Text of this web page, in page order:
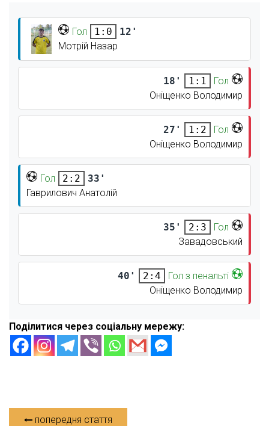
Гол 1:0
12'
Мотрій Назар
18' 1:1
Гол
Оніщенко Володимир
27' 1:2
Гол
Оніщенко Володимир
Гол 2:2
33'
Гаврилович Анатолій
35' 2:3
Гол
Завадовський
40' 2:4
Гол з пенальті
Оніщенко Володимир
Поділитися через соціальну мережу:
попередня стаття